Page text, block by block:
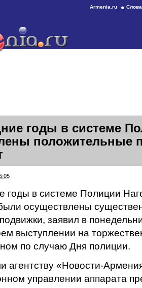
Armenia.ru
годы в системе
положительные
годы в системе Полиции
осуществлены
заявил в
выступлении на
по случаю Дня полиции.
агентству «Новости-
управлении аппарата